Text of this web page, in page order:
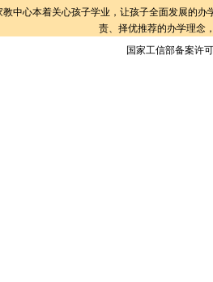
中心本着关心孩子学业，让孩子全面发展的
责、择优推荐的办学理念
国家工信部备案许